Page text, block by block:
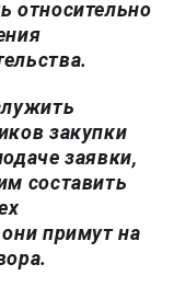
относительно
закупки
заявки,
составить
примут на